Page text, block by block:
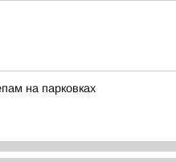
на парковках